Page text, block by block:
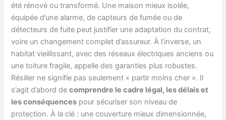
été rénové ou transformé. Une maison mieux isolée,
équipée d’une alarme, de capteurs de fumée ou de
détecteurs de fuite peut justifier une adaptation du contrat,
voire un changement complet d’assureur. À l’inverse, un
habitat vieillissant, avec des réseaux électriques anciens ou
une toiture fragile, appelle des garanties plus robustes.
Résilier ne signifie pas seulement « partir moins cher ». Il
s’agit d’abord decomprendre le cadre légal, les délais et
les conséquences pour sécuriser son niveau de
protection. À la clé : une couverture mieux dimensionnée,